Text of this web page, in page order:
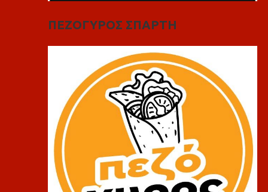
ΠΕΖΟΓΥΡΟΣ ΣΠΑΡΤΗ